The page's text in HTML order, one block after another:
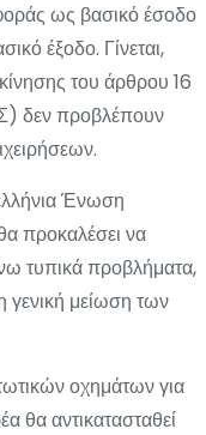
ως βασικό έσοδο
έξοδο. Γίνεται,
του άρθρου 16
δεν προβλέπουν
Ένωση
προκαλέσει να
τυπικά προβλήματα,
γενική μείωση των
οχημάτων για
θα αντικατασταθεί